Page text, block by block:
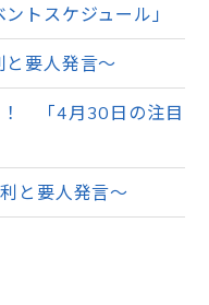
トスケジュール」
要人発言～
！ 「4月30日の注目
と要人発言～